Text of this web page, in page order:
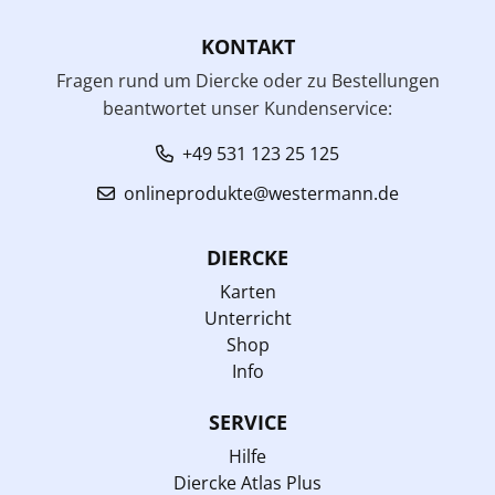
KONTAKT
Fragen rund um Diercke oder zu Bestellungen
beantwortet unser Kundenservice:
+49 531 123 25 125
onlineprodukte@westermann.de
DIERCKE
Karten
Unterricht
Shop
Info
SERVICE
Hilfe
Diercke Atlas Plus